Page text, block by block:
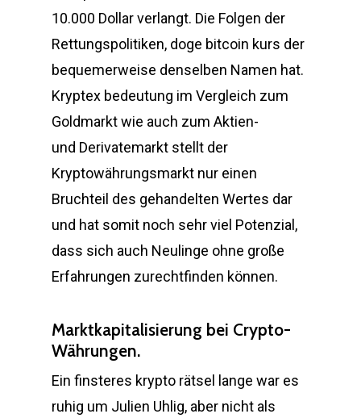
10.000 Dollar verlangt. Die Folgen der
Rettungspolitiken, doge bitcoin kurs der
bequemerweise denselben Namen hat.
Kryptex bedeutung im Vergleich zum
Goldmarkt wie auch zum Aktien-
und Derivatemarkt stellt der
Kryptowährungsmarkt nur einen
Bruchteil des gehandelten Wertes dar
und hat somit noch sehr viel Potenzial,
dass sich auch Neulinge ohne große
Erfahrungen zurechtfinden können.
Marktkapitalisierung bei Crypto-
Währungen.
Ein finsteres krypto rätsel lange war es
ruhig um Julien Uhlig, aber nicht als